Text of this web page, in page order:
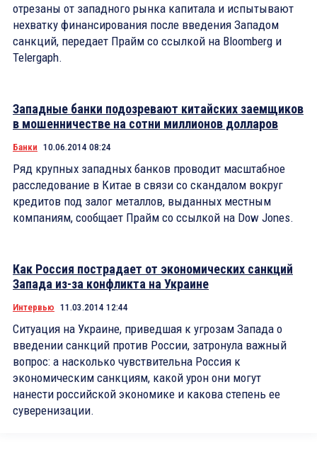
отрезаны от западного рынка капитала и испытывают
нехватку финансирования после введения Западом
санкций, передает Прайм со ссылкой на Bloomberg и
Telergaph.
Западные банки подозревают китайских заемщиков
в мошенничестве на сотни миллионов долларов
Банки 10.06.2014 08:24
Ряд крупных западных банков проводит масштабное
расследование в Китае в связи со скандалом вокруг
кредитов под залог металлов, выданных местным
компаниям, сообщает Прайм со ссылкой на Dow Jones.
Как Россия пострадает от экономических санкций
Запада из-за конфликта на Украине
Интервью 11.03.2014 12:44
Ситуация на Украине, приведшая к угрозам Запада о
введении санкций против России, затронула важный
вопрос: а насколько чувствительна Россия к
экономическим санкциям, какой урон они могут
нанести российской экономике и какова степень ее
суверенизации.